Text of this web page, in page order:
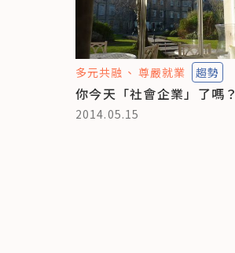
多元共融 尊嚴就業 趨勢
你今天「社會企業」了嗎？
2014.05.15